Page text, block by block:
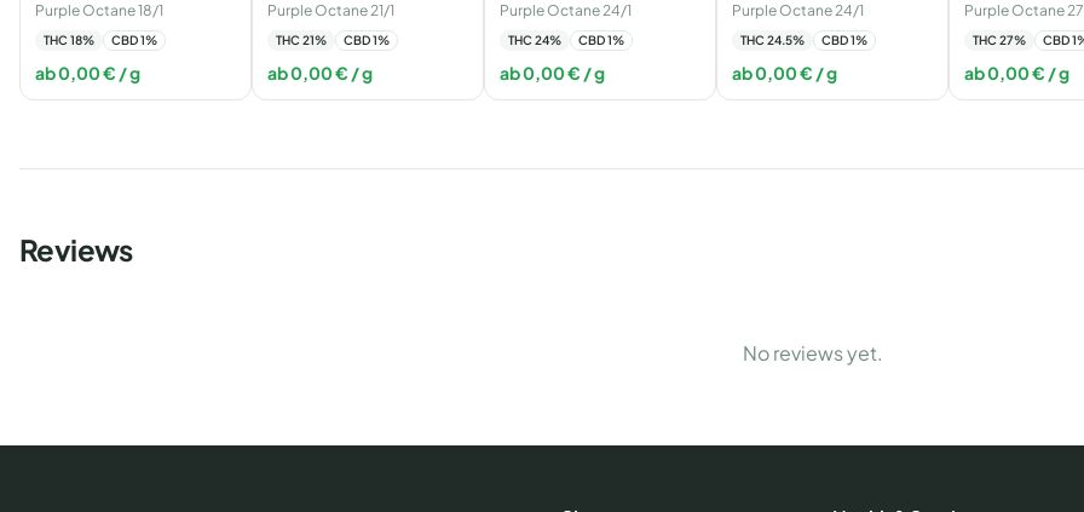
Purple Octane 18/1
THC 18% CBD1%
ab0,00€ / g
Purple Octane 21/1
THC 21% CBD1%
ab0,00€ / g
Purple Octane 24/1
THC 24% CBD1%
ab0,00€ / g
Purple Octane 24/1
THC 24.5% CBD1%
ab0,00€ / g
Purple Octane
THC 27% CBD1
ab0,00€ / g
Reviews
No reviews yet.